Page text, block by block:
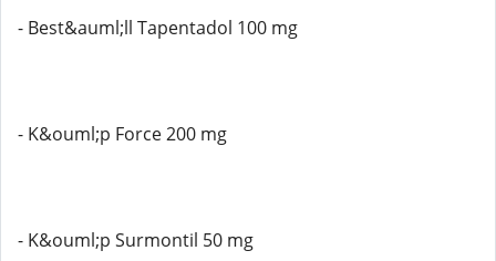
- Best&auml;ll Tapentadol 100 mg
- K&ouml;p Force 200 mg
- K&ouml;p Surmontil 50 mg